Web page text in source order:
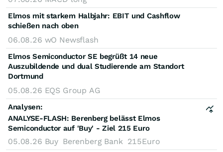
Elmos mit starkem Halbjahr: EBIT und Cashflow
schießen nach oben
06.08.26 wO Newsflash
Elmos Semiconductor SE begrüßt 14 neue
Auszubildende und dual Studierende am Standort
Dortmund
05.08.26 EQS Group AG
Analysen:
ANALYSE-FLASH: Berenberg belässt Elmos
Semiconductor auf 'Buy' - Ziel 215 Euro
05.08.26 Buy Berenberg Bank 215Euro